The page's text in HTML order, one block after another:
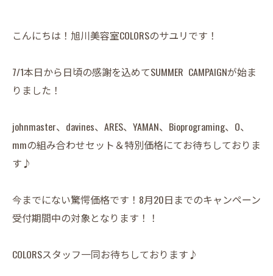
こんにちは！旭川美容室COLORSのサユリです！
7/1本日から日頃の感謝を込めてSUMMER CAMPAIGNが始ま
りました！
johnmaster、davines、ARES、YAMAN、Bioprograming、O、
mmの組み合わせセット＆特別価格にてお待ちしておりま
す♪
今までにない驚愕価格です！8月20日までのキャンペーン
受付期間中の対象となります！！
COLORSスタッフ一同お待ちしております♪